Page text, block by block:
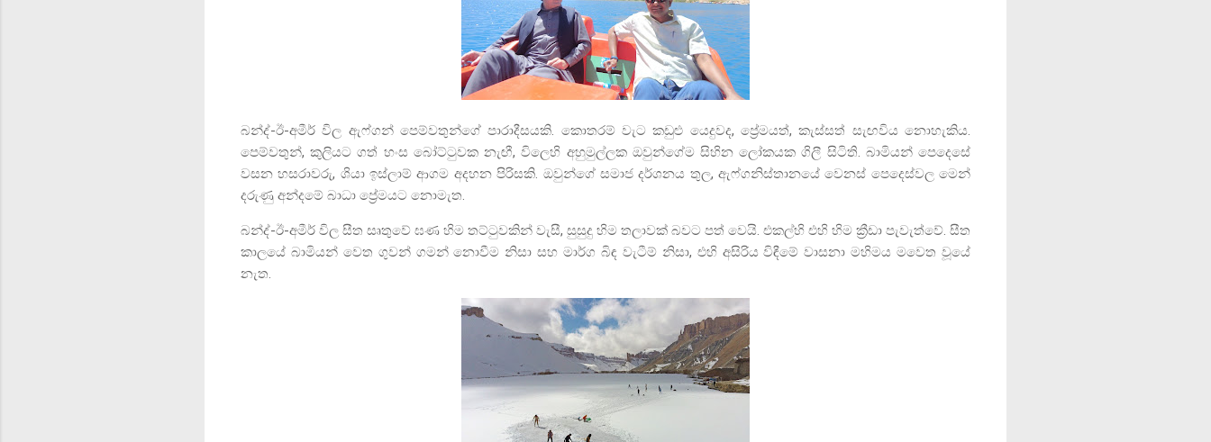
බන්ද්-ඊ-අමීර් විල ඇෆ්ගන් පෙම්වතුන්ගේ පාරාදීසයකි. කොතරම් වැට කඩුළු යෙදුවද,ප්‍රේමයත්,කැස්සත් සැඟවිය නොහැකිය.
පෙම්වතුන්,කුලියට ගත් හංස බෝට්ටුවක නැඟී,විලෙහි අහුමුල්ලක ඔවුන්ගේම සිහින ලෝකයක ගිලී සිටිති. බාමියන් පෙදෙසේ
වසන හසරාවරු, ශියා ඉස්ලාම් ආගම අදහන පිරිසකි. ඔවුන්ගේ සමාජ දර්ශනය තුල, ඇෆ්ගනිස්තානයේ වෙනස් පෙදෙස්වල මෙන්
දරුණු අන්දමේ බාධා ප්‍රේමයට නොමැත.
බන්ද්-ඊ-අමීර් විල සීත සෘතුවේ ඝණ හිම තට්ටුවකින් වැසී, සුසුදු හිම තලාවක් බවට පත් වෙයි. එකල්හි එහි හිම ක්‍රීඩා පැවැත්වේ. සීත
කාලයේ බාමියන් වෙත ගුවන් ගමන් නොවීම නිසා සහ මාර්ග බිඳ වැටීම් නිසා, එහි අසිරිය විඳීමේ වාසනා මහිමය මවෙත වූයේ
නැත.